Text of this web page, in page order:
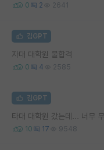
0 2 2641
김GPT
자대 대학원 불합격
0 4 2585
김GPT
타대 대학원 갔는데... 너무
10 17 9548